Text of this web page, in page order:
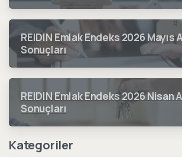
REIDIN Emlak Endeks 2026 Mayıs
Sonuçları
REIDIN Emlak Endeks 2026 Nisan
Sonuçları
Kategoriler